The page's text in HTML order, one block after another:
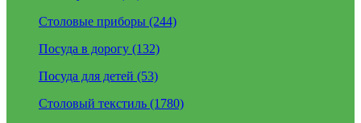
Столовые приборы (244)
Посуда в дорогу (132)
Посуда для детей (53)
Столовый текстиль (1780)